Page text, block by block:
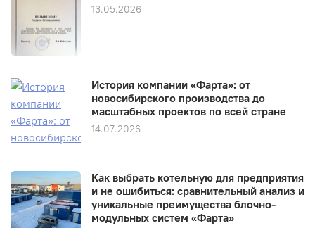
13.05.2026
История компании «Фарта»: от
новосибирского производства до
масштабных проектов по всей стране
14.07.2026
Как выбрать котельную для предприятия
и не ошибиться: сравнительный анализ и
уникальные преимущества блочно-
модульных систем «Фарта»